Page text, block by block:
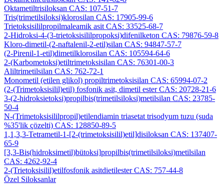
Oktametiltrisiloksan CAS: 107-51-7
Tris(trimetilsiloksi)klorosilan CAS: 17905-99-6
Trietoksisililpropilmaleamik asit CAS: 33525-68-7
2-Hidroksi-4-(3-trietoksisililpropoksi)difenilketon CAS: 79876-59-8
Kloro-dimetil-(2-naftalenil-2-etil)silan CAS: 94847-57-7
(2-Pirenil-1-etil)dimetilklorosilan CAS: 105594-64-6
2-(Karbometoksi)etiltrimetoksisilan CAS: 76301-00-3
Aliltrimetilsilan CAS: 762-72-1
Monometil (etilen glikol) propiltrimetoksisilan CAS: 65994-07-2
(2-(Trimetoksisilil)etil) fosfonik asit, dimetil ester CAS: 20728-21-6
3-(2-hidroksietoksi)propilbis(trimetilsiloksi)metilsilan CAS: 23785-
50-4
N-(Trimetoksisililpropil)etilendiamin triasetat trisodyum tuzu (suda
%35'lik çözelti) CAS: 128850-89-5
1,1,3,3-Tetrametil-1-[2-(trimetoksisilil)etil]disiloksan CAS: 137407-
65-9
[3,3-Bis(hidroksimetil)bütoksi]propilbis(trimetilsiloksi)metilsilan
CAS: 4262-92-4
2-(Trietoksisilil)etilfosfonik asitdietilester CAS: 757-44-8
Özel Siloksanlar